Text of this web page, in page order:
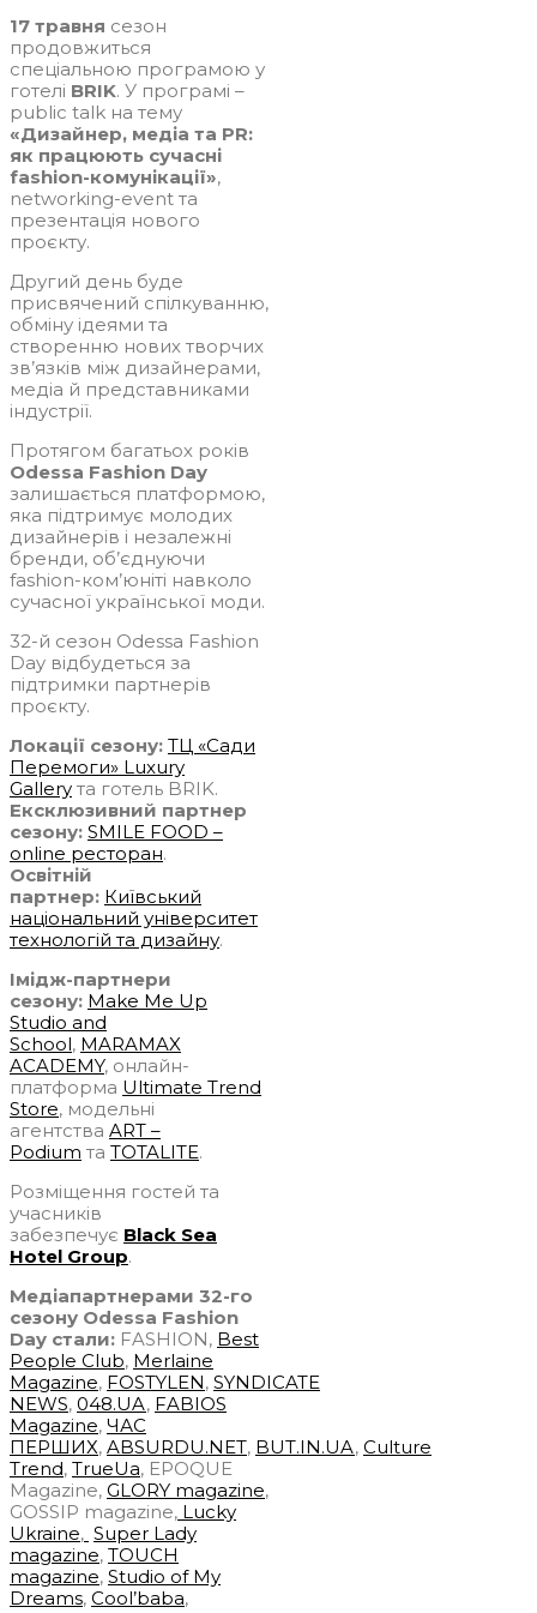
17 травня сезон
продовжиться
спеціальною програмою у
готелі BRIK. У програмі –
public talk на тему
«Дизайнер, медіа та PR:
як працюють сучасні
fashion-комунікації»,
networking-event та
презентація нового
проєкту.
Другий день буде
присвячений спілкуванню,
обміну ідеями та
створенню нових творчих
зв’язків між дизайнерами,
медіа й представниками
індустрії.
Протягом багатьох років
Odessa Fashion Day
залишається платформою,
яка підтримує молодих
дизайнерів і незалежні
бренди, об’єднуючи
fashion-ком’юніті навколо
сучасної української моди.
32-й сезон Odessa Fashion
Day відбудеться за
підтримки партнерів
проєкту.
Локації сезону: ТЦ «Сади
Перемоги» Luxury
Gallery та готель BRIK.
Ексклюзивний партнер
сезону: SMILE FOOD –
online ресторан.
Освітній
партнер: Київський
національний університет
технологій та дизайну.
Імідж-партнери
сезону: Make Me Up
Studio and
School, MARAMAX
ACADEMY, онлайн-
платформа Ultimate Trend
Store, модельні
агентства ART –
Podium та TOTALITE.
Розміщення гостей та
учасників
забезпечує Black Sea
Hotel Group.
Медіапартнерами 32-го
сезону Odessa Fashion
Day стали: FASHION, Best
People Club, Merlaine
Magazine, FOSTYLEN, SYNDICATE
NEWS, 048.UA, FABIOS
Magazine, ЧАС
ПЕРШИХ, ABSURDU.NET, BUT.IN.UA, Culture
Trend, TrueUa, EPOQUE
Magazine, GLORY magazine,
GOSSIP magazine, Lucky
Ukraine, Super Lady
magazine, TOUCH
magazine, Studio of My
Dreams, Cool’baba,